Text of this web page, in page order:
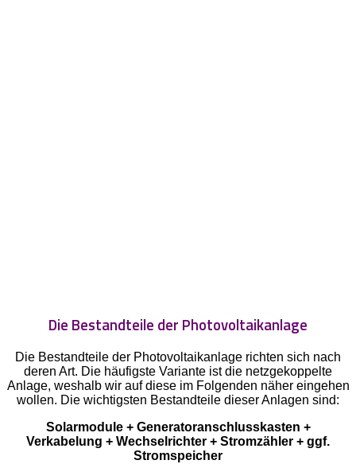
Die Bestandteile der Photovoltaikanlage
Die Bestandteile der Photovoltaikanlage richten sich nach
deren Art. Die häufigste Variante ist die netzgekoppelte
Anlage, weshalb wir auf diese im Folgenden näher eingehen
wollen. Die wichtigsten Bestandteile dieser Anlagen sind:
Solarmodule + Generatoranschlusskasten +
Verkabelung + Wechselrichter + Stromzähler + ggf.
Stromspeicher